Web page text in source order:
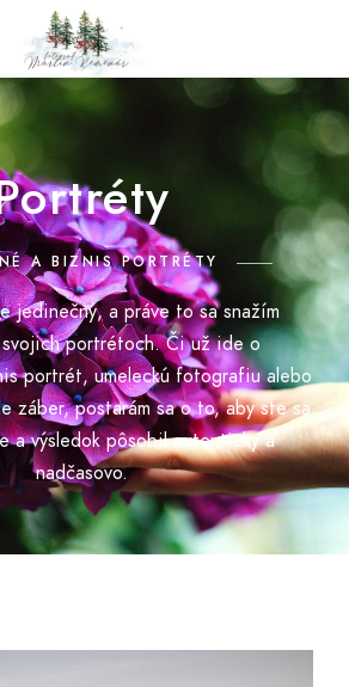
A BIZNIS PORTRÉTY
jedinečný, a práve to sa snažím
portrétoch. Či už ide o
portrét, umeleckú fotografiu alebo
záber, postarám sa o to, aby ste sa
a výsledok pôsobil autenticky a
nadčasovo.